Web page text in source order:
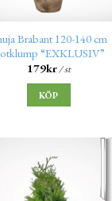
Brabant 120-140 cm
“EXKLUSIV”
179kr/ st
KÖP